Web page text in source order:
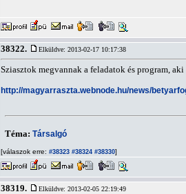
38322. Elküldve: 2013-02-17 10:17:38
Sziasztok megvannak a feladatok és program,
http://magyarraszta.webnode.hu/news/
Téma: Társalgó
[válaszok erre: #38323 #38324 #38330]
38319. Elküldve: 2013-02-05 22:19:49